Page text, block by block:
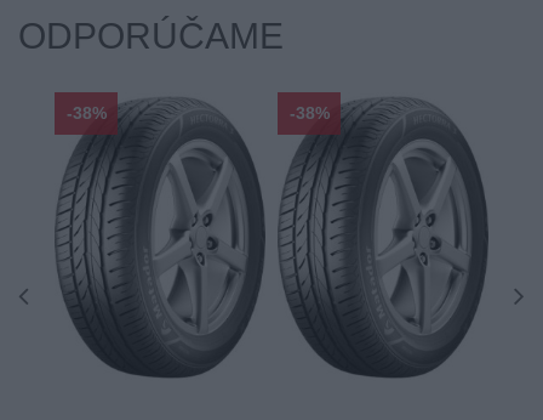
ODPORÚČAME
-38% -38%